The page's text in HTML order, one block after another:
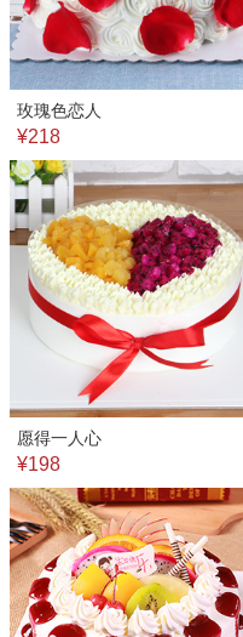
玫瑰色恋人
¥218
愿得一人心
¥198